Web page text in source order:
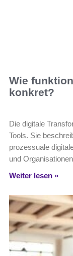
Wie
konkret?
Die digitale
Tools. Sie
prozessuale
und
Weiter lesen »